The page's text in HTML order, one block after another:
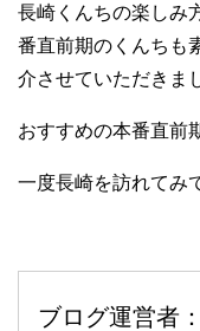
長崎くんちの楽しみ
番直前期のくんちも
介させていただきま
おすすめの本番直前
一度長崎を訪れてみ
ブログ運営者：